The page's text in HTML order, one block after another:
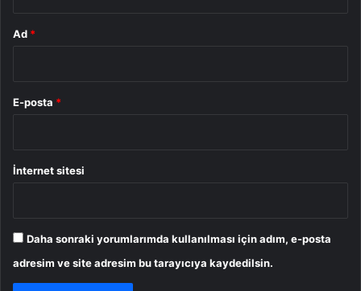
Ad *
E-posta *
İnternet sitesi
Daha sonraki yorumlarımda kullanılması için adım, e-posta
adresim ve site adresim bu tarayıcıya kaydedilsin.